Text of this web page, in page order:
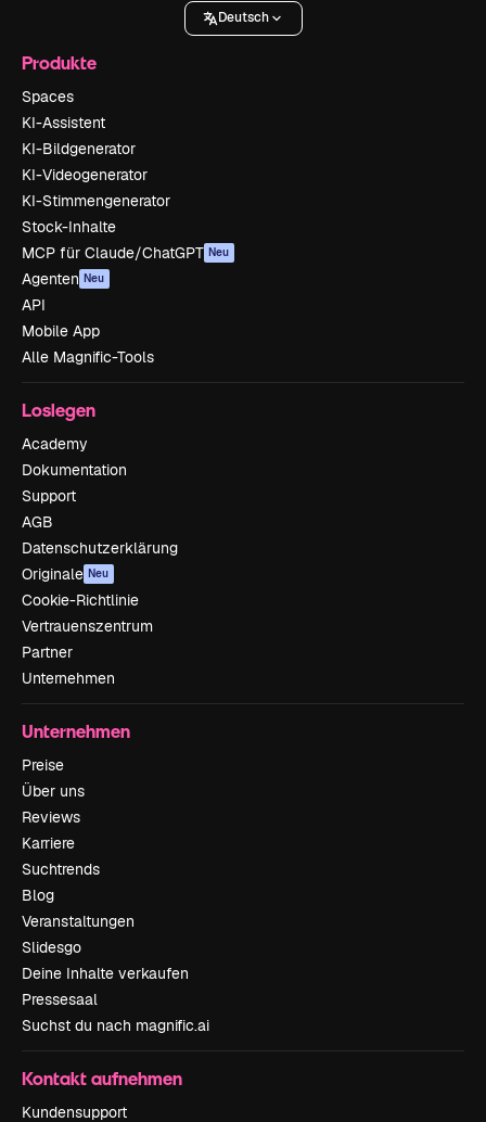
Deutsch
Produkte
Spaces
KI-Assistent
KI-Bildgenerator
KI-Videogenerator
KI-Stimmengenerator
Stock-Inhalte
MCP für Claude/ChatGPT Neu
Agenten Neu
API
Mobile App
Alle Magnific-Tools
Loslegen
Academy
Dokumentation
Support
AGB
Datenschutzerklärung
Originale Neu
Cookie-Richtlinie
Vertrauenszentrum
Partner
Unternehmen
Unternehmen
Preise
Über uns
Reviews
Karriere
Suchtrends
Blog
Veranstaltungen
Slidesgo
Deine Inhalte verkaufen
Pressesaal
Suchst du nach magnific.ai
Kontakt aufnehmen
Kundensupport